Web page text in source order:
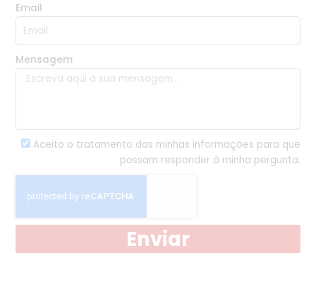
Email
Mensagem
Aceito o tratamento das minhas informações para que
possam responder à minha pergunta.
Enviar